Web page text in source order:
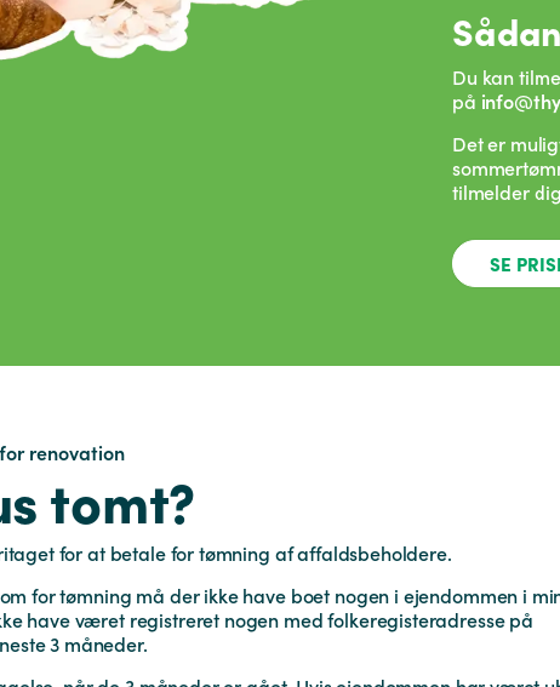
Du kan
på
Det er
tilmelder
SE
renovation
tomt?
for at betale for tømning af affaldsbeholdere.
for tømning må der ikke have boet nogen i ejendommen i
have været registreret nogen med folkeregisteradresse på
3 måneder.